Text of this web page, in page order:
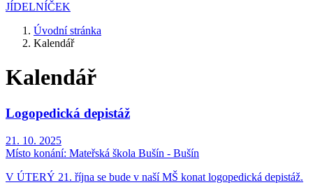
JÍDELNÍČEK
Úvodní stránka
Kalendář
Kalendář
Logopedická depistáž
21. 10. 2025
Místo konání: Mateřská škola Bušín - Bušín
V ÚTERÝ 21. října se bude v naší MŠ konat logopedická depistáž.